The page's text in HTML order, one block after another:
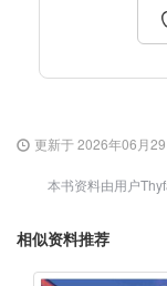
更新于 2026年06月
本书资料由用户
相似资料推荐